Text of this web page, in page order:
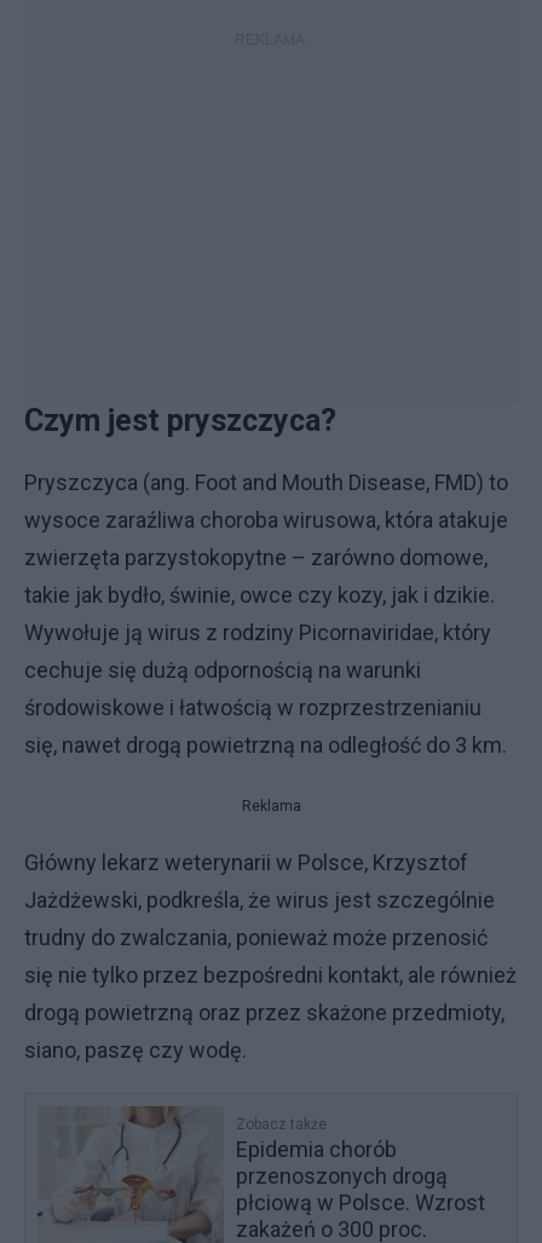
Czym jest pryszczyca?
Pryszczyca (ang. Foot and Mouth Disease, FMD) to
wysoce zaraźliwa choroba wirusowa, która atakuje
zwierzęta parzystokopytne – zarówno domowe,
takie jak bydło, świnie, owce czy kozy, jak i dzikie.
Wywołuje ją wirus z rodziny Picornaviridae, który
cechuje się dużą odpornością na warunki
środowiskowe i łatwością w rozprzestrzenianiu
się, nawet drogą powietrzną na odległość do 3 km.
Reklama
Główny lekarz weterynarii w Polsce, Krzysztof
Jażdżewski, podkreśla, że wirus jest szczególnie
trudny do zwalczania, ponieważ może przenosić
się nie tylko przez bezpośredni kontakt, ale również
drogą powietrzną oraz przez skażone przedmioty,
siano, paszę czy wodę.
Zobacz także
Epidemia chorób
przenoszonych drogą
płciową w Polsce. Wzrost
zakażeń o 300 proc.